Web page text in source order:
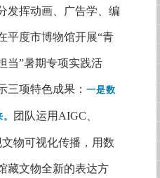
发挥动画、广告学、编
平度市博物馆开展“青
当”暑期专项实践活
三项特色成果： 一是数
团队运用 AIGC、
物可视化传播，用数
藏文物全新的表达方